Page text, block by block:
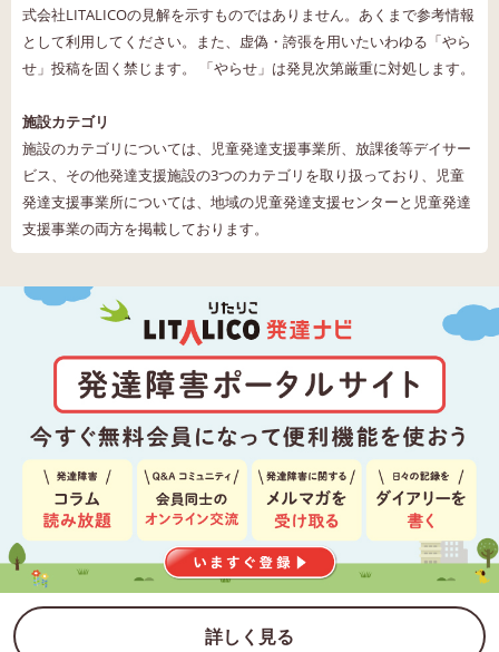
式会社LITALICOの見解を示すものではありません。あくまで参考情報
として利用してください。また、虚偽・誇張を用いたいわゆる「やら
せ」投稿を固く禁じます。 「やらせ」は発見次第厳重に対処します。
施設カテゴリ
施設のカテゴリについては、児童発達支援事業所、放課後等デイサー
ビス、その他発達支援施設の3つのカテゴリを取り扱っており、児童
発達支援事業所については、地域の児童発達支援センターと児童発達
支援事業の両方を掲載しております。
詳しく見る